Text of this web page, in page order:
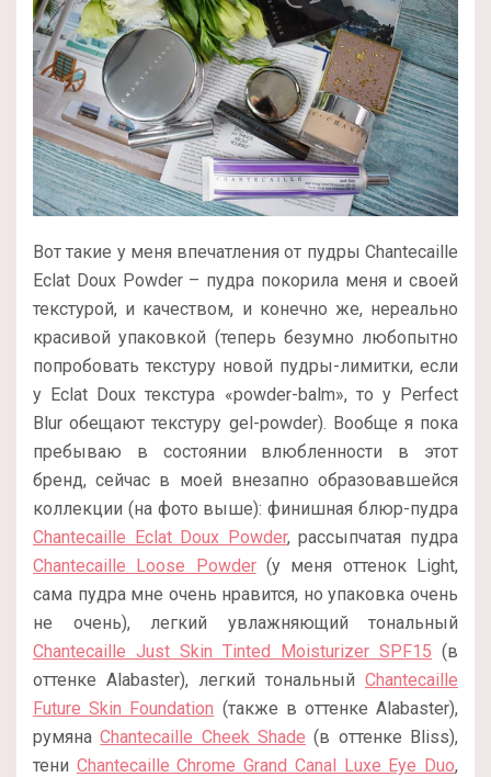
Вот такие у меня впечатления от пудры Chantecaille
Eclat Doux Powder – пудра покорила меня и своей
текстурой, и качеством, и конечно же, нереально
красивой упаковкой (теперь безумно любопытно
попробовать текстуру новой пудры-лимитки, если
у Eclat Doux текстура «powder-balm», то у Perfect
Blur обещают текстуру gel-powder). Вообще я пока
пребываю в состоянии влюбленности в этот
бренд, сейчас в моей внезапно образовавшейся
коллекции (на фото выше): финишная блюр-пудра
Chantecaille Eclat Doux Powder, рассыпчатая пудра
Chantecaille Loose Powder(у меня оттенок Light,
сама пудра мне очень нравится, но упаковка очень
не очень), легкий увлажняющий тональный
Chantecaille Just Skin Tinted Moisturizer SPF15 (в
оттенке Alabaster), легкий тональный Chantecaille
Future Skin Foundation (также в оттенке Alabaster),
румянаChantecaille Cheek Shade (в оттенке Bliss),
тени Chantecaille Chrome Grand Canal Luxe Eye Duo,